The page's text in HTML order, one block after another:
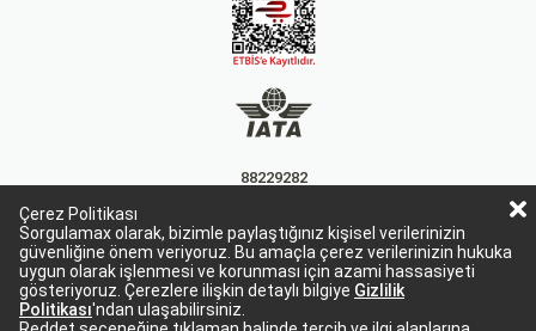
Çerez Politikası
Sorgulamax olarak, bizimle paylaştığınız kişisel verilerinizin
güvenliğine önem veriyoruz. Bu amaçla çerez verilerinizin hukuka
uygun olarak işlenmesi ve korunması için azami hassasiyeti
gösteriyoruz. Çerezlere ilişkin detaylı bilgiye Gizlilik
Politikası'ndan ulaşabilirsiniz.
88229282
15863